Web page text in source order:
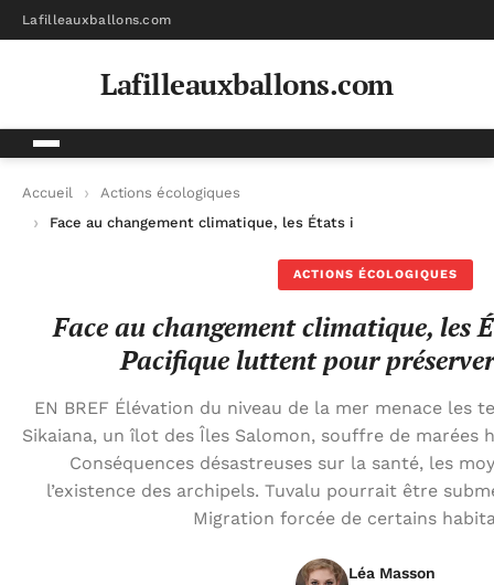
Lafilleauxballons.com
Lafilleauxballons.com
Accueil
Actions écologiques
Face au changement climatique, les États insulaires du
ACTIONS ÉCOLOGIQUES
Face au changement climatique, les
Pacifique luttent pour
EN BREF Élévation du niveau de la mer menace les
Sikaiana, un îlot des Îles Salomon, souffre de marées
Conséquences désastreuses sur la santé, les
l’existence des archipels. Tuvalu pourrait être
Migration forcée de certains
Léa Masson